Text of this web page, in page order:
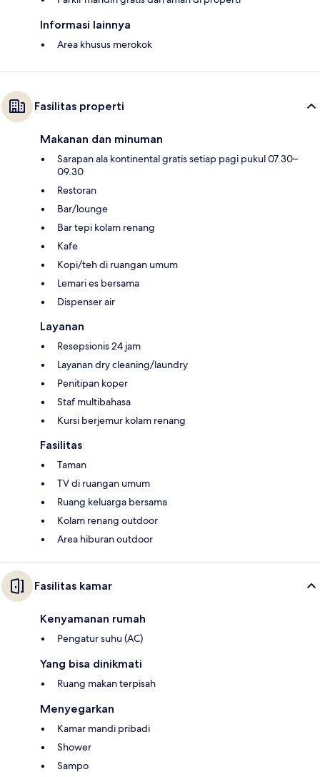
Informasi lainnya
Area khusus merokok
Fasilitas properti
Makanan dan minuman
Sarapan ala kontinental gratis setiap pagi pukul 07.30–
09.30
Restoran
Bar/lounge
Bar tepi kolam renang
Kafe
Kopi/teh di ruangan umum
Lemari es bersama
Dispenser air
Layanan
Resepsionis 24 jam
Layanan dry cleaning/laundry
Penitipan koper
Staf multibahasa
Kursi berjemur kolam renang
Fasilitas
Taman
TV di ruangan umum
Ruang keluarga bersama
Kolam renang outdoor
Area hiburan outdoor
Fasilitas kamar
Kenyamanan rumah
Pengatur suhu (AC)
Yang bisa dinikmati
Ruang makan terpisah
Menyegarkan
Kamar mandi pribadi
Shower
Sampo